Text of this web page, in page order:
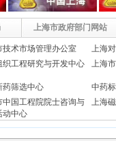
上海市政府部门网站
技术市场管理办公室
上海
织工程研究与开发中心 上海
药筛选中心
中药
中国工程院院士咨询与
动中心
上海
技发展总公司 上海